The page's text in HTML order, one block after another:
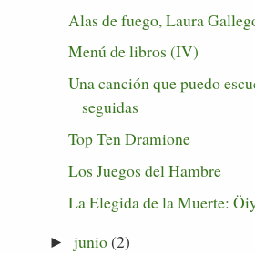
Alas de fuego, Laura
Menú de libros (IV)
Una canción que puedo
seguidas
Top Ten Dramione
Los Juegos del Hambre
La Elegida de la Muerte:
► junio(2)